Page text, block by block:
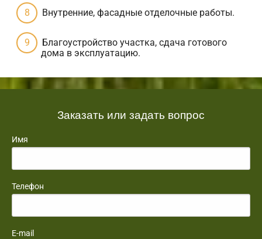
Внутренние, фасадные отделочные работы.
Благоустройство участка, сдача готового
дома в эксплуатацию.
Заказать или задать вопрос
Имя
Телефон
E-mail